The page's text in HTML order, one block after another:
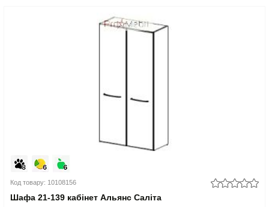
Код товару: 10108156
Шафа 21-139 кабінет Альянс Саліта